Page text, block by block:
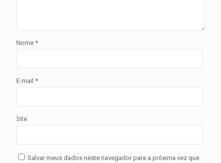
Nome *
E-mail *
Site
Salvar meus dados neste navegador para a próxima vez que